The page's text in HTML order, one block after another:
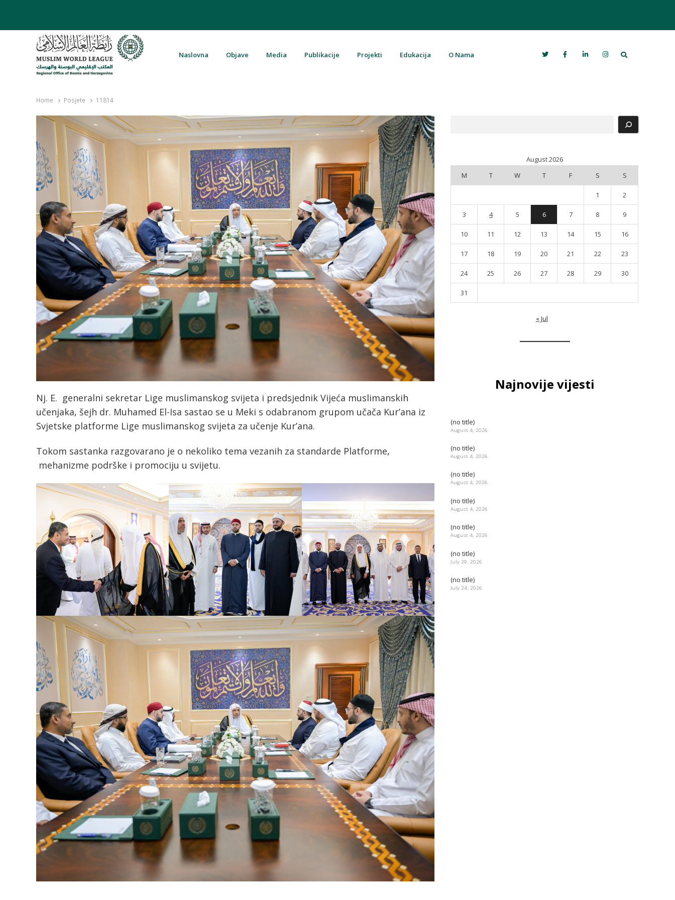
Naslovna Objave Media Publikacije Projekti Edukacija O Nama Search
Home Posjete 11814
Nj. E. generalni sekretar Lige muslimanskog svijeta i predsjednik Vijeća muslimanskih
učenjaka, šejh dr. Muhamed El-Isa sastao se u Meki s odabranom grupom učača Kur’ana iz
Svjetske platforme Lige muslimanskog svijeta za učenje Kur’ana.
Tokom sastanka razgovarano je o nekoliko tema vezanih za standarde Platforme,
mehanizme podrške i promociju u svijetu.
August 2026
M
T W T F S S
1 2
3 4 5 6 7 8 9
10 11 12 13 14 15 16
17 18 19 20 21 22 23
24 25 26 27 28 29 30
31
« Jul
Najnovije vijesti
(no title)
August 4, 2026
(no title)
August 4, 2026
(no title)
August 4, 2026
(no title)
August 4, 2026
(no title)
August 4, 2026
(no title)
July 29, 2026
(no title)
July 24, 2026